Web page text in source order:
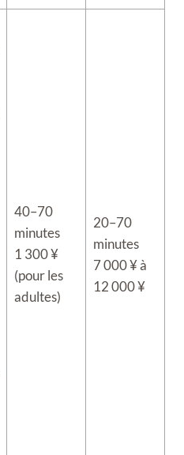
40–70
minutes
1 300 ¥
(pour les
adultes)
20–70
minutes
7 000 ¥ à
12 000 ¥